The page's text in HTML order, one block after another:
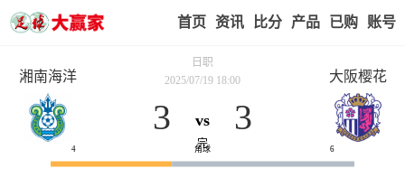
首页 赢家视点赛事比分实战版入口
我的
日职
2025/07/19 18:00
vs
完
3
湘南海洋
3
大阪樱花
技术统计
4 角球 6